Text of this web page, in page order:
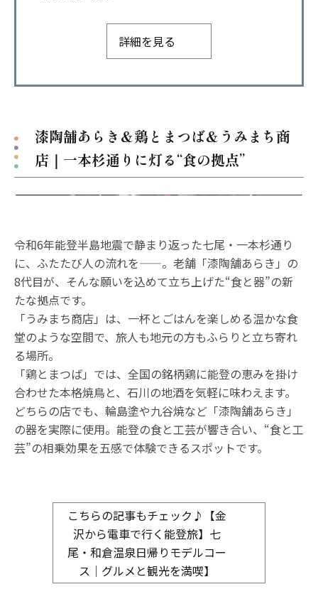
詳細を見る
漆陶舗あらき＆鶏とまつば＆うみまち商
店｜一本杉通りに灯る“食の拠点”
令和6年能登半島地震で静まり返った七尾・一本杉通り
に、ふたたび人の流れを——。老舗「漆陶舗あらき」の
8代目が、そんな願いを込めて立ち上げた“食と器”の新
たな拠点です。
「うみまち商店」は、一杯とごはんを楽しめる温かな食
堂のような空間で、旅人も地元の方もふらりと立ち寄れ
る場所。
「鶏とまつば」では、全国の銘柄鶏に能登の恵みを掛け
合わせた本格焼鳥と、石川の地酒を気軽に味わえます。
どちらの店でも、輪島塗や九谷焼など「漆陶舗あらき」
の器を実際に使用。能登の食と工芸が響き合い、“食と工
芸”の相乗効果を五感で体験できるスポットです。
こちらの記事もチェック♪【金
沢から電車で行く能登旅】七
尾・和倉温泉日帰りモデルコー
ス｜グルメと観光を満喫】